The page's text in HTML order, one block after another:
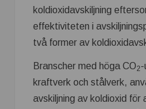
koldioxidavskiljning
effektiviteten i
två former av
Branscher med höga CO2-
kraftverk och stålverk,
avskiljning av koldioxid för